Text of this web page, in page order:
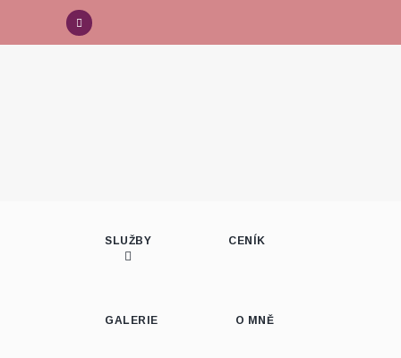
SLUŽBY CENÍK
GALERIE O MNĚ